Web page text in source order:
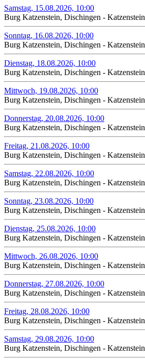
Samstag, 15.08.2026, 10:00
Burg Katzenstein, Dischingen - Katzenstein
Sonntag, 16.08.2026, 10:00
Burg Katzenstein, Dischingen - Katzenstein
Dienstag, 18.08.2026, 10:00
Burg Katzenstein, Dischingen - Katzenstein
Mittwoch, 19.08.2026, 10:00
Burg Katzenstein, Dischingen - Katzenstein
Donnerstag, 20.08.2026, 10:00
Burg Katzenstein, Dischingen - Katzenstein
Freitag, 21.08.2026, 10:00
Burg Katzenstein, Dischingen - Katzenstein
Samstag, 22.08.2026, 10:00
Burg Katzenstein, Dischingen - Katzenstein
Sonntag, 23.08.2026, 10:00
Burg Katzenstein, Dischingen - Katzenstein
Dienstag, 25.08.2026, 10:00
Burg Katzenstein, Dischingen - Katzenstein
Mittwoch, 26.08.2026, 10:00
Burg Katzenstein, Dischingen - Katzenstein
Donnerstag, 27.08.2026, 10:00
Burg Katzenstein, Dischingen - Katzenstein
Freitag, 28.08.2026, 10:00
Burg Katzenstein, Dischingen - Katzenstein
Samstag, 29.08.2026, 10:00
Burg Katzenstein, Dischingen - Katzenstein